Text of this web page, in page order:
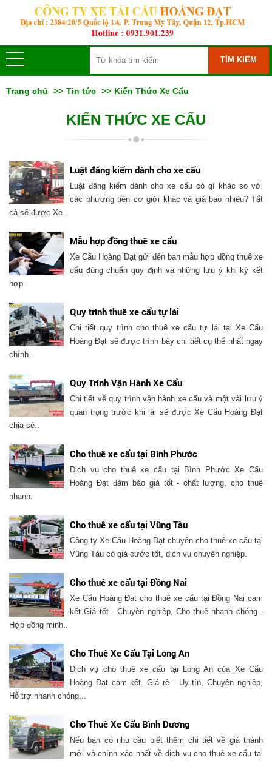
TÌM KIẾM
Trang chủ Tin tức Kiến Thức Xe Cẩu
KIẾN THỨC XE CẨU
Luật đăng kiểm dành cho xe cẩu
Luật đăng kiểm dành cho xe cẩu có gì khác so với
các phương tiện cơ giới khác và giá bao nhiêu? Tất
cả sẽ được Xe..
Mẫu hợp đồng thuê xe cẩu
Xe Cẩu Hoàng Đạt gửi đến bạn mẫu hợp đồng thuê xe
cẩu đúng chuẩn quy định và những lưu ý khi ký kết
hợp..
Quy trình thuê xe cẩu tự lái
Chi tiết quy trình cho thuê xe cẩu tự lái tại Xe Cẩu
Hoàng Đạt sẽ được trình bày chi tiết cụ thể nhất ngay
chính..
Quy Trình Vận Hành Xe Cẩu
Chi tiết về quy trình vận hành xe cẩu và một vài lưu ý
quan trọng trước khi lái sẽ được Xe Cẩu Hoàng Đạt
chia sẻ..
Cho thuê xe cẩu tại Bình Phước
Dịch vụ cho thuê xe cẩu tại Bình Phước Xe Cẩu
Hoàng Đạt đảm bảo giá tốt - chất lượng, cho thuê
nhanh.
Cho thuê xe cẩu tại Vũng Tàu
Công ty Xe Cẩu Hoàng Đạt chuyên cho thuê xe cẩu tại
Vũng Tàu có giá cước tốt, dịch vụ chuyên nghiệp.
Cho thuê xe cẩu tại Đồng Nai
Xe Cẩu Hoàng Đạt cho thuê xe cẩu tại Đồng Nai cam
kết Giá tốt - Chuyên nghiệp, Cho thuê nhanh chóng -
Hợp đồng minh..
Cho Thuê Xe Cẩu Tại Long An
Dịch vụ cho thuê xe cẩu tại Long An của Xe Cẩu
Hoàng Đạt cam kết. Giá rẻ - Uy tín, Chuyên nghiệp,
Hỗ trợ nhanh chóng,..
Cho Thuê Xe Cẩu Bình Dương
Nếu bạn có nhu cầu biết thêm chi tiết về giá thành
mới và chính xác nhất về dịch vụ cho thuê xe cẩu tại